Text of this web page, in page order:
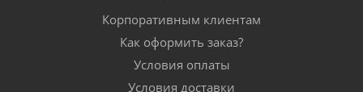
Корпоративным клиентам
Как оформить заказ?
Условия оплаты
Условия доставки